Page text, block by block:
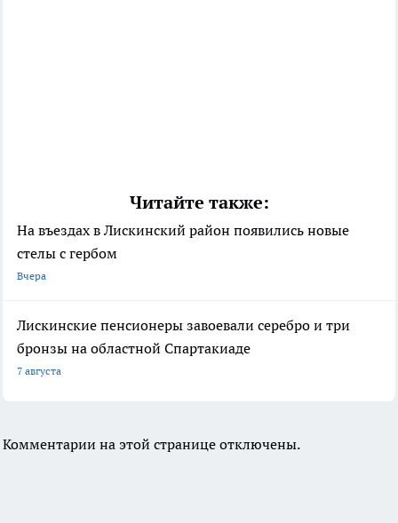
Читайте также:
На въездах в Лискинский район появились новые
стелы с гербом
Вчера
Лискинские пенсионеры завоевали серебро и три
бронзы на областной Спартакиаде
7 августа
Комментарии на этой странице отключены.